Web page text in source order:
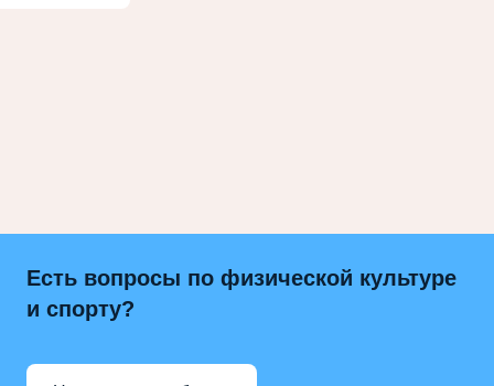
Есть вопросы по физической культуре
и спорту?